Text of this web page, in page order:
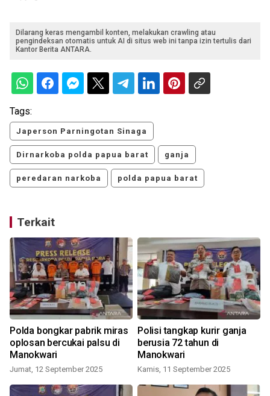
Dilarang keras mengambil konten, melakukan crawling atau
pengindeksan otomatis untuk AI di situs web ini tanpa izin tertulis dari
Kantor Berita ANTARA.
Tags:
Japerson Parningotan Sinaga
Dirnarkoba polda papua barat ganja
peredaran narkoba polda papua barat
Terkait
Polda bongkar pabrik miras
oplosan bercukai palsu di
Manokwari
Jumat, 12 September 2025
Polisi tangkap kurir ganja
berusia 72 tahun di
Manokwari
Kamis, 11 September 2025